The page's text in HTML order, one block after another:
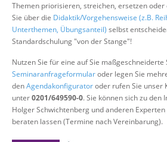
Themen priorisieren, streichen, ersetzen
Sie über die Didaktik/Vorgehensweise (z.B.
Unterthemen, Übungsanteil) selbst
Standardschulung "von der Stange"!
Nutzen Sie für eine auf Sie maßgeschneiderte
Seminaranfrageformularoder legen Sie
denAgendakonfiguratoroder rufen Sie unser
unter0201/649590-0. Sie können sich zu den
Holger Schwichtenberg und anderen
beraten lassen (Termine nach Vereinbarung).